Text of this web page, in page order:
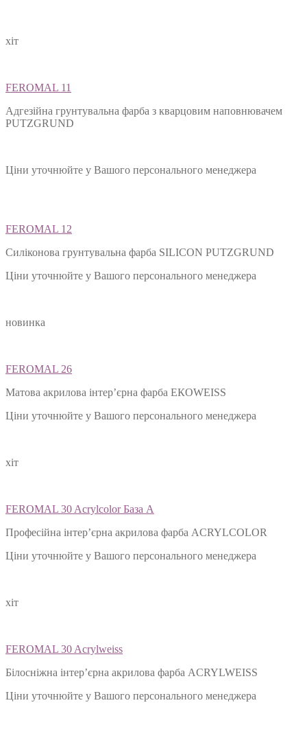
хіт
FEROMAL 11
Адгезійна грунтувальна фарба з кварцовим наповнювачем
PUTZGRUND
Ціни уточнюйте у Вашого персонального менеджера
FEROMAL 12
Силіконова грунтувальна фарба SILIСON PUTZGRUND
Ціни уточнюйте у Вашого персонального менеджера
новинка
FEROMAL 26
Матова акрилова інтер’єрна фарба ЕКОWEISS
Ціни уточнюйте у Вашого персонального менеджера
хіт
FEROMAL 30 Acrylcolor База А
Професійна інтер’єрна акрилова фарба ACRYLCOLOR
Ціни уточнюйте у Вашого персонального менеджера
хіт
FEROMAL 30 Acrylweiss
Білосніжна інтер’єрна акрилова фарба ACRYLWEISS
Ціни уточнюйте у Вашого персонального менеджера